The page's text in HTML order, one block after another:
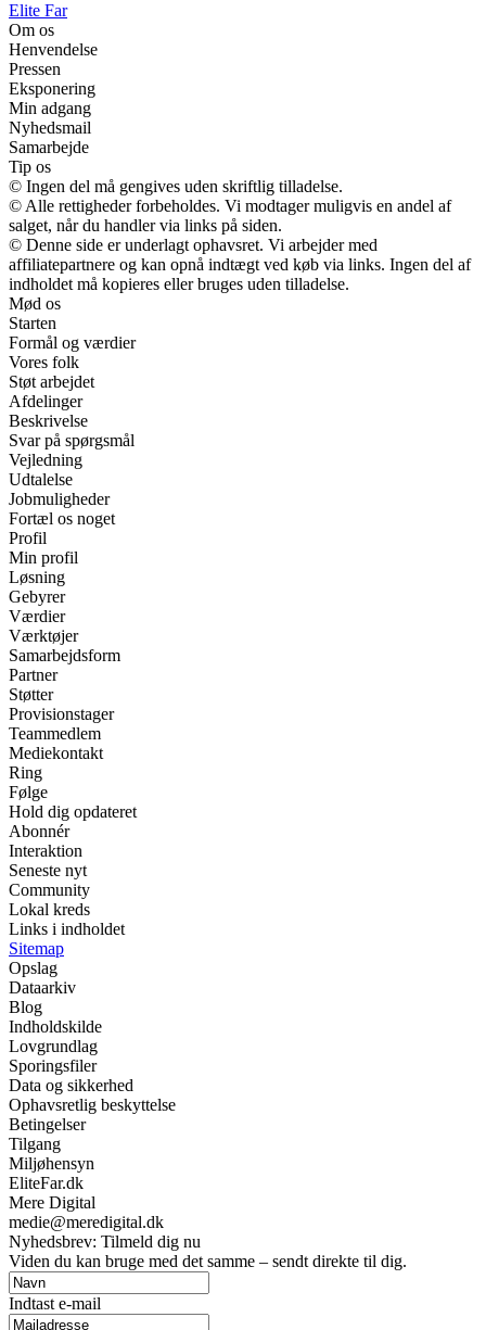
Elite Far
Om os
Henvendelse
Pressen
Eksponering
Min adgang
Nyhedsmail
Samarbejde
Tip os
© Ingen del må gengives uden skriftlig tilladelse.
© Alle rettigheder forbeholdes. Vi modtager muligvis en andel af
salget, når du handler via links på siden.
© Denne side er underlagt ophavsret. Vi arbejder med
affiliatepartnere og kan opnå indtægt ved køb via links. Ingen del af
indholdet må kopieres eller bruges uden tilladelse.
Mød os
Starten
Formål og værdier
Vores folk
Støt arbejdet
Afdelinger
Beskrivelse
Svar på spørgsmål
Vejledning
Udtalelse
Jobmuligheder
Fortæl os noget
Profil
Min profil
Løsning
Gebyrer
Værdier
Værktøjer
Samarbejdsform
Partner
Støtter
Provisionstager
Teammedlem
Mediekontakt
Ring
Følge
Hold dig opdateret
Abonnér
Interaktion
Seneste nyt
Community
Lokal kreds
Links i indholdet
Sitemap
Opslag
Dataarkiv
Blog
Indholdskilde
Lovgrundlag
Sporingsfiler
Data og sikkerhed
Ophavsretlig beskyttelse
Betingelser
Tilgang
Miljøhensyn
EliteFar.dk
Mere Digital
medie@meredigital.dk
Nyhedsbrev: Tilmeld dig nu
Viden du kan bruge med det samme – sendt direkte til dig.
Indtast e-mail